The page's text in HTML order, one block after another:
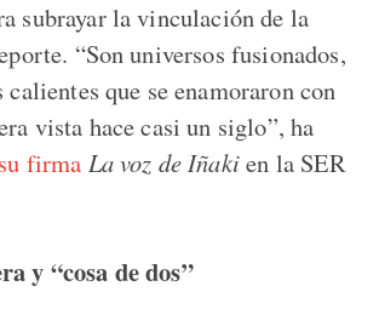
subrayar la vinculación de la
“Son universos fusionados,
calientes que se enamoraron con
vista hace casi un siglo”, ha
firma La voz de Iñakien la SER
y “cosa de dos”